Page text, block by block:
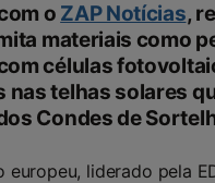
o ZAP Notícias,
materiais como
células
nas telhas solares
Condes de
europeu, liderado pela